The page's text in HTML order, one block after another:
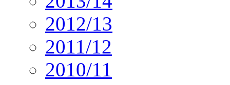
2012/13
2011/12
2010/11